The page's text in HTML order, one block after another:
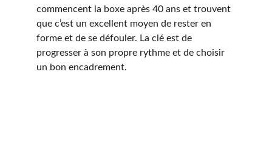
commencent la boxe après 40 ans et trouvent
que c’est un excellent moyen de rester en
forme et de se défouler. La clé est de
progresser à son propre rythme et de choisir
un bon encadrement.